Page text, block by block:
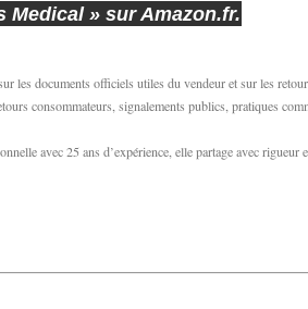
Medical » sur Amazon.fr.
les documents officiels utiles du vendeur et sur les
consommateurs, signalements publics, pratiques
avec 25 ans d’expérience, elle partage avec rigueur